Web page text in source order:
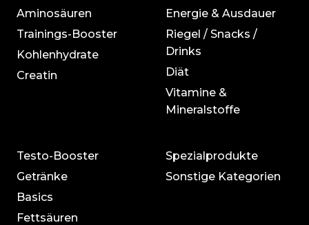
Aminosäuren
Trainings-Booster
Kohlenhydrate
Creatin
Energie & Ausdauer
Riegel / Snacks /
Drinks
Diät
Vitamine &
Mineralstoffe
Testo-Booster
Getränke
Basics
Fettsäuren
Spezialprodukte
Sonstige Kategorien